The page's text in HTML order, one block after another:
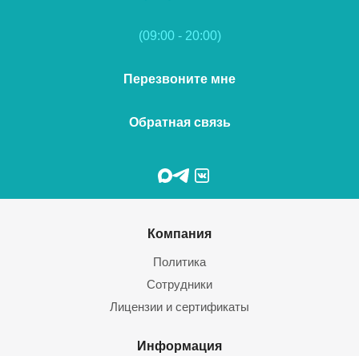
(09:00 - 20:00)
Перезвоните мне
Обратная связь
Компания
Политика
Сотрудники
Лицензии и сертификаты
Информация